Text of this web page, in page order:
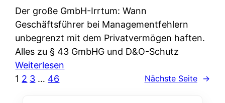
h
e
t
l
c
h
e
n
l
ä
u
Der große GmbH-Irrtum: Wann
Geschäftsführer bei Managementfehlern
unbegrenzt mit dem Privatvermögen haften.
Alles zu § 43 GmbHG und D&O-Schutz
Weiterlesen
1 2 3 … 46 Nächste Seite →